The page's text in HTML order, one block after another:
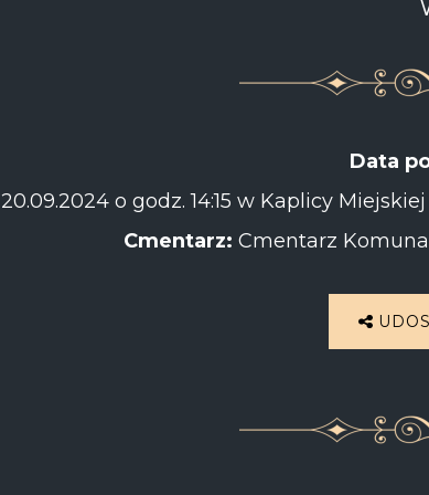
Data
20.09.2024 o godz. 14:15 w Kaplicy
Cmentarz: Cmentarz